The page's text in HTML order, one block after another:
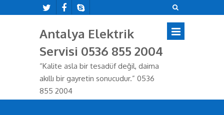
Antalya Elektrik
Servisi 0536 855 2004
“Kalite asla bir tesadüf değil, daima
akıllı bir gayretin sonucudur.” 0536
855 2004